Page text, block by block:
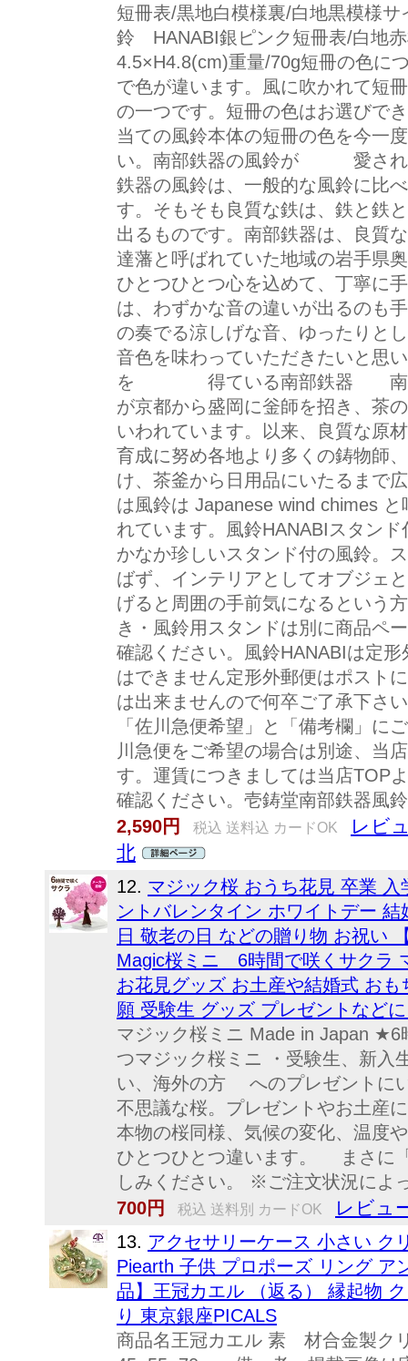
短冊表/黒地白模様裏/白地黒模様
鈴 HANABI銀ピンク短冊表/白地
4.5×H4.8(cm)重量/70g短冊の色に
で色が違います。風に吹かれて短
の一つです。短冊の色はお選びで
当ての風鈴本体の短冊の色を今一
い。南部鉄器の風鈴が 愛され
鉄器の風鈴は、一般的な風鈴に比
す。そもそも良質な鉄は、鉄と鉄
出るものです。南部鉄器は、良質
達藩と呼ばれていた地域の岩手県
ひとつひとつ心を込めて、丁寧に
は、わずかな音の違いが出るのも
の奏でる涼しげな音、ゆったりと
音色を味わっていただきたいと思
を 得ている南部鉄器 南部鉄
が京都から盛岡に釡師を招き、茶
いわれています。以来、良質な原
育成に努め各地より多くの鋳物師
け、茶釜から日用品にいたるまで
は風鈴は Japanese wind chimes
れています。風鈴HANABIスタン
かなか珍しいスタンド付の風鈴。
ばず、インテリアとしてオブジェ
げると周囲の手前気になるという
き・風鈴用スタンドは別に商品ペ
確認ください。風鈴HANABIは定
はできません定形外郵便はポスト
は出来ませんので何卒ご了承下さ
「佐川急便希望」と「備考欄」に
川急便をご希望の場合は別途、当
す。運賃につきましては当店TOP
確認ください。壱鋳堂南部鉄器風
2,590円
税込 送料込 カードOK
レビ
北
12. マジック桜 おうち花見 卒業
ントバレンタイン ホワイトデー
日 敬老の日 などの贈り物 お祝
Magic桜ミニ 6時間で咲くサクラ
お花見グッズ お土産や結婚式 お
願 受験生 グッズ プレゼントなど
マジック桜ミニ Made in Japan ★6
つマジック桜ミニ ・受験生、新入
い、海外の方 へのプレゼントに
不思議な桜。プレゼントやお土産
本物の桜同様、気候の変化、温
ひとつひとつ違います。 まさに
しみください。 ※ご注文状況によ
700円
税込 送料別 カードOK レビュ
13. アクセサリーケース 小さい ク
Piearth 子供 プロポーズ リング ア
品】王冠カエル （返る） 縁起物
り 東京銀座PICALS
商品名王冠カエル 素 材合金製ク